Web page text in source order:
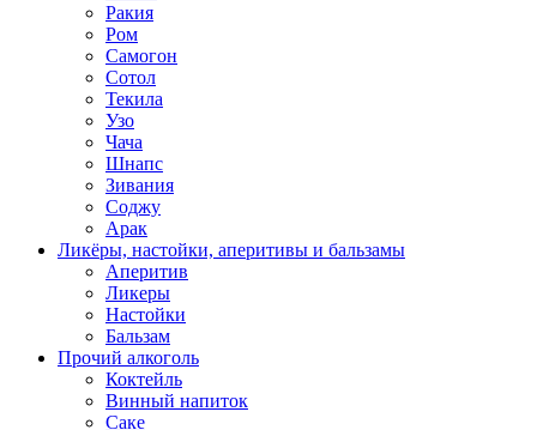
Ракия
Ром
Самогон
Сотол
Текила
Узо
Чача
Шнапс
Зивания
Соджу
Арак
Ликёры, настойки, аперитивы и бальзамы
Аперитив
Ликеры
Настойки
Бальзам
Прочий алкоголь
Коктейль
Винный напиток
Саке